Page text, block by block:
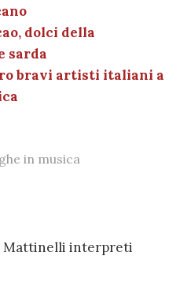
dolci della
sarda
bravi artisti italiani a
in musica
Mattinelli interpreti